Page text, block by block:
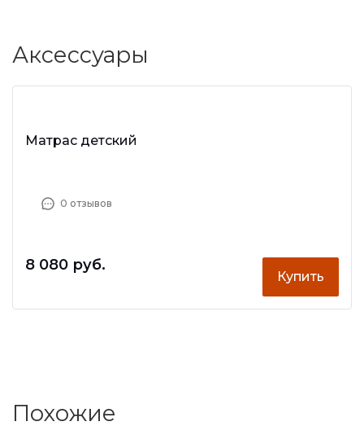
Аксессуары
Матрас детский
0 отзывов
8 080 руб.
Купить
Похожие